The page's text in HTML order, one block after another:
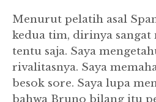
Menurut pelatih asal
kedua tim, dirinya sangat
tentu saja. Saya
rivalitasnya. Saya
besok sore. Saya lupa
bahwa Bruno bilang itu